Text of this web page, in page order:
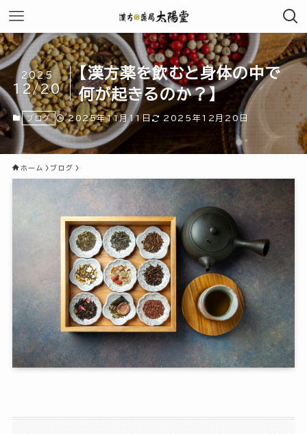
【漢方薬を飲むと身体の中で
何が起きるのか？】
2025
12/20
ブログ 2025年11月11日 2025年12月20日
ホーム ブログ